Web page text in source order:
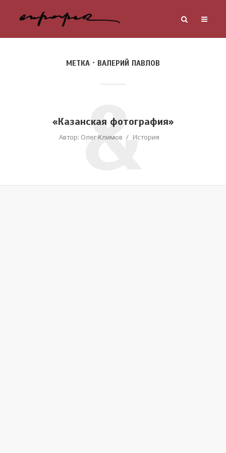
МЕТКА ВАЛЕРИЙ ПАВЛОВ
«Казанская фотография»
Автор: Олег Климов История
&